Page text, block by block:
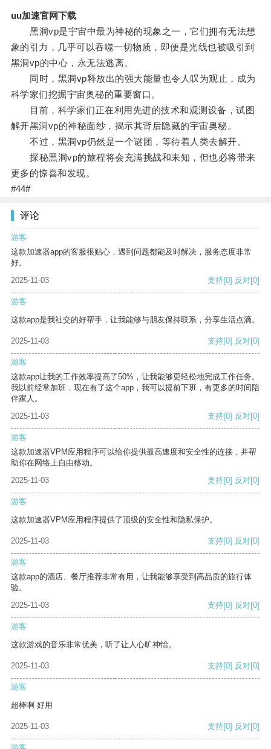
uu加速官网下载
黑洞vp是宇宙中最为神秘的现象之一，它们拥有无法想
象的引力，几乎可以吞噬一切物质，即便是光线也被吸引到
黑洞vp的中心，永无法逃离。
同时，黑洞vp释放出的强大能量也令人叹为观止，成为
科学家们挖掘宇宙奥秘的重要窗口。
目前，科学家们正在利用先进的技术和观测设备，试图
解开黑洞vp的神秘面纱，揭示其背后隐藏的宇宙奥秘。
不过，黑洞vp仍然是一个谜团，等待着人类去解开。
探秘黑洞vp的旅程将会充满挑战和未知，但也必将带来
更多的惊喜和发现。
#44#
评论
游客
这款加速器app的客服很贴心，遇到问题都能及时解决，服务态度非常
好。
2025-11-03
支持[0] 反对[0]
游客
这款app是我社交的好帮手，让我能够与朋友保持联系，分享生活点滴。
2025-11-03 支持[0] 反对[0]
游客
这款app让我的工作效率提高了50%，让我能够更轻松地完成工作任务。
我以前经常加班，现在有了这个app，我可以提前下班，有更多的时间陪
伴家人。
2025-11-03
支持[0] 反对[0]
游客
这款加速器VPM应用程序可以给你提供最高速度和安全性的连接，并帮
助你在网络上自由移动。
2025-11-03
支持[0] 反对[0]
游客
这款加速器VPM应用程序提供了顶级的安全性和隐私保护。
2025-11-03 支持[0] 反对[0]
游客
这款app的酒店、餐厅推荐非常有用，让我能够享受到高品质的旅行体
验。
2025-11-03
支持[0] 反对[0]
游客
这款游戏的音乐非常优美，听了让人心旷神怡。
2025-11-03 支持[0] 反对[0]
游客
超棒啊 好用
2025-11-03 支持[0] 反对[0]